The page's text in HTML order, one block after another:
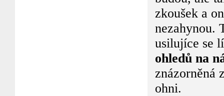
zkoušek a
nezahynou.
usilujíce se
ohledů na
znázorněná
ohni.